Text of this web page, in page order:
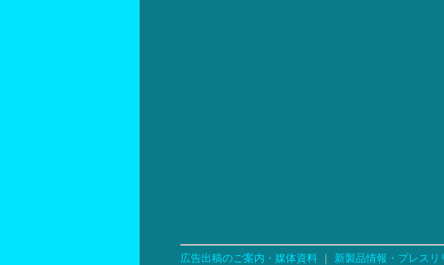
広告出稿のご案内・媒体資料 ｜ 新製品情報・プレス